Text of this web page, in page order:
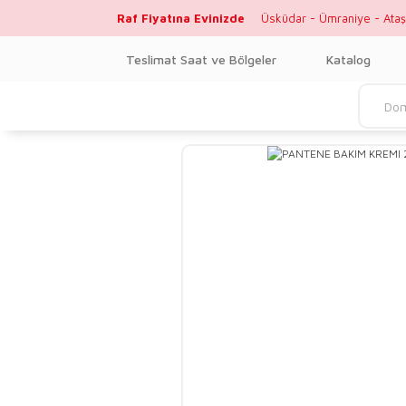
Raf Fiyatına Evinizde Üsküdar - Ümraniye -
Teslimat Saat ve Bölgeler Katalog